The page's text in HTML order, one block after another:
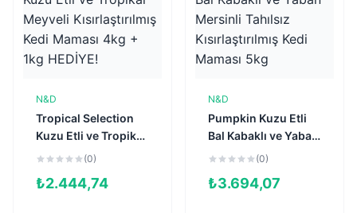
N&D
Tropical Selection
Kuzu Etli ve Tropikal
Meyveli
Maması 4kg + 1kg
(0)
₺2.444,74
N&D
Pumpkin Kuzu Etli
Bal Kabaklı ve Yaban
Mersinli Tahılsız
Maması 5kg
(0)
₺3.694,07